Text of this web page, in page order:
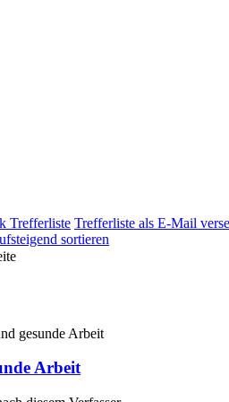
Trefferliste Trefferliste als E-Mail
sortieren
Arbeit